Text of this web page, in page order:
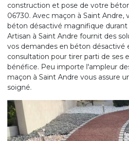
construction et pose de votre
06730. Avec maçon à Saint Andre,
béton désactivé magnifique durant
Artisan à Saint Andre fournit des
vos demandes en béton désactivé
consultation pour tirer parti de ses
bénéfice. Peu importe l'ampleur
maçon à Saint Andre vous assure
soigné.